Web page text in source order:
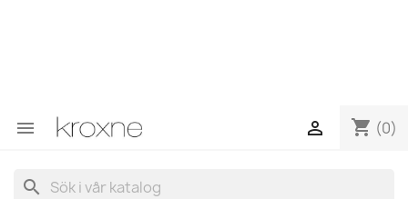
 shopping_cart (0)

search